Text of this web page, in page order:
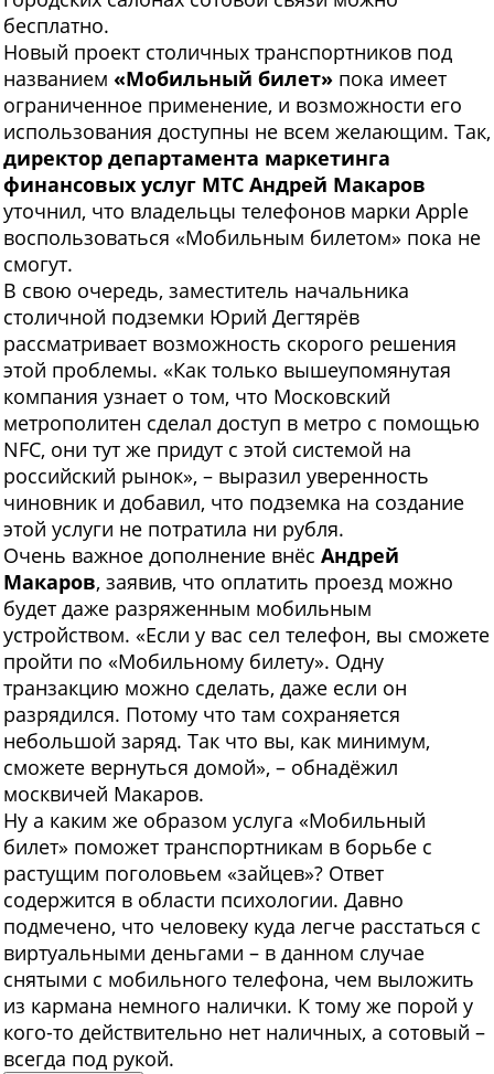
бесплатно.
Новый проект столичных транспортников под
названием «Мобильный билет» пока имеет
ограниченное применение, и возможности его
использования доступны не всем желающим. Так,
директор департамента маркетинга
финансовых услуг МТС Андрей Макаров
уточнил, что владельцы телефонов марки Apple
воспользоваться «Мобильным билетом» пока не
смогут.
В свою очередь, заместитель начальника
столичной подземки Юрий Дегтярёв
рассматривает возможность скорого решения
этой проблемы. «Как только вышеупомянутая
компания узнает о том, что Московский
метрополитен сделал доступ в метро с помощью
NFC, они тут же придут с этой системой на
российский рынок», – выразил уверенность
чиновник и добавил, что подземка на создание
этой услуги не потратила ни рубля.
Очень важное дополнение внёс Андрей
Макаров, заявив, что оплатить проезд можно
будет даже разряженным мобильным
устройством. «Если у вас сел телефон, вы сможете
пройти по «Мобильному билету». Одну
транзакцию можно сделать, даже если он
разрядился. Потому что там сохраняется
небольшой заряд. Так что вы, как минимум,
сможете вернуться домой», – обнадёжил
москвичей Макаров.
Ну а каким же образом услуга «Мобильный
билет» поможет транспортникам в борьбе с
растущим поголовьем «зайцев»? Ответ
содержится в области психологии. Давно
подмечено, что человеку куда легче расстаться с
виртуальными деньгами – в данном случае
снятыми с мобильного телефона, чем выложить
из кармана немного налички. К тому же порой у
кого-то действительно нет наличных, а сотовый –
всегда под рукой.